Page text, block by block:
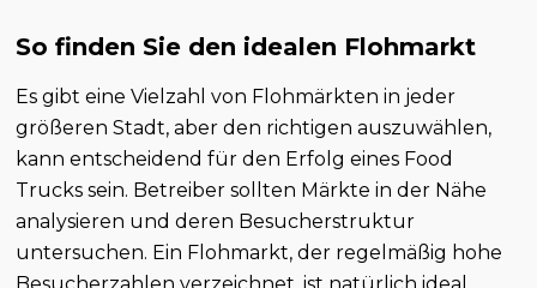
So finden Sie den idealen Flohmarkt
Es gibt eine Vielzahl von Flohmärkten in jeder
größeren Stadt, aber den richtigen auszuwählen,
kann entscheidend für den Erfolg eines Food
Trucks sein. Betreiber sollten Märkte in der Nähe
analysieren und deren Besucherstruktur
untersuchen. Ein Flohmarkt, der regelmäßig hohe